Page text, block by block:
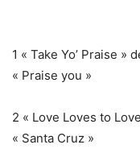
1 « Take Yo’ Praise »
« Praise you »
2 « Love Loves to
« Santa Cruz »